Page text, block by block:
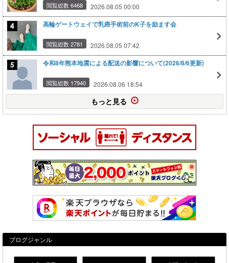
閲覧総数 6468 2026.08.05 00:00
高輪ゲートウェイで乳癌手術前のK子を励ます会
閲覧総数 2781 2026.08.05 07:42
令和8年熊本地震による配送の影響について(2026/8/6更新)
閲覧総数 17940 2026.08.06 18:54
もっと見る
ブログジャンル